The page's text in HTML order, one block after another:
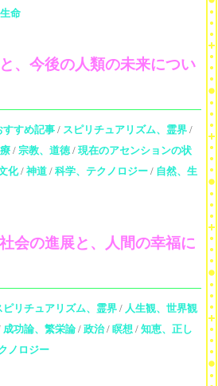
命
、今後の人類の未来につい
すすめ記事/ スピリチュアリズム、霊界 /
/ 宗教、道徳/ 現在のアセンションの状
化/ 神道 / 科学、テクノロジー / 自然、生
会の進展と、人間の幸福に
ピリチュアリズム、霊界 / 人生観、世界観
成功論、繁栄論 / 政治/ 瞑想 / 知恵、正し
ノロジー